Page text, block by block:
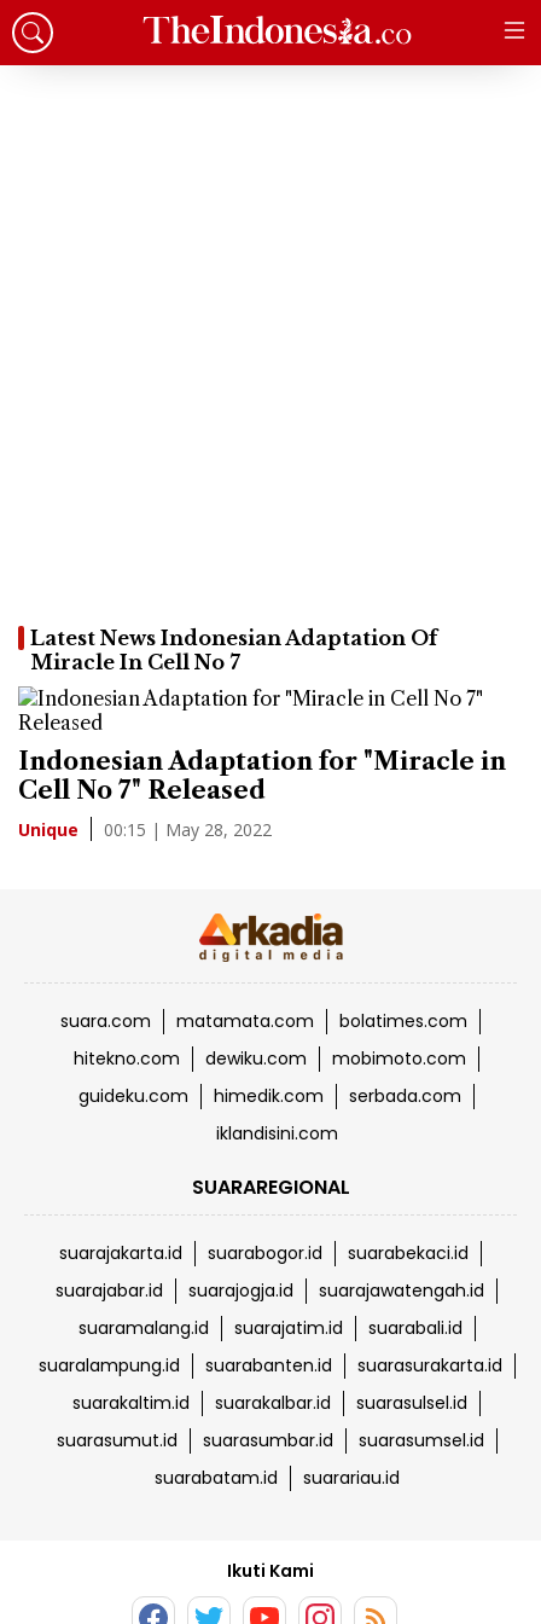
Latest News Indonesian Adaptation Of
Miracle In Cell No 7
Indonesian Adaptation for "Miracle in
Cell No 7" Released
Unique 00:15 | May 28, 2022
suara.com matamata.com
bolatimes.com
hitekno.com
dewiku.com
mobimoto.com
guideku.com
himedik.com
serbada.com
iklandisini.com
SUARAREGIONAL
suarajakarta.id suarabogor.id
suarabekaci.id
suarajabar.id
suarajogja.id
suarajawatengah.id
suaramalang.id
suarajatim.id
suarabali.id
suaralampung.id
suarabanten.id
suarasurakarta.id
suarakaltim.id
suarakalbar.id
suarasulsel.id
suarasumut.id
suarasumbar.id
suarasumsel.id
suarabatam.id
suarariau.id
Ikuti Kami